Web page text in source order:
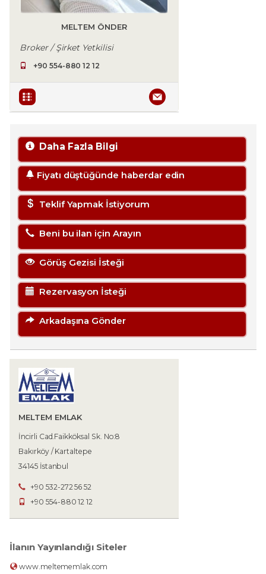
MELTEM ÖNDER
Broker / Şirket Yetkilisi
+90 554-880 12 12
Daha Fazla Bilgi
Fiyatı düştüğünde haberdar edin
Teklif Yapmak İstiyorum
Beni bu ilan için Arayın
Görüş Gezisi İsteği
Rezervasyon İsteği
Arkadaşına Gönder
MELTEM EMLAK
İncirli Cad.Faikköksal Sk. No:8
Bakırköy / Kartaltepe
34145 İstanbul
+90 532-272 56 52
+90 554-880 12 12
İlanın Yayınlandığı Siteler
www.meltememlak.com